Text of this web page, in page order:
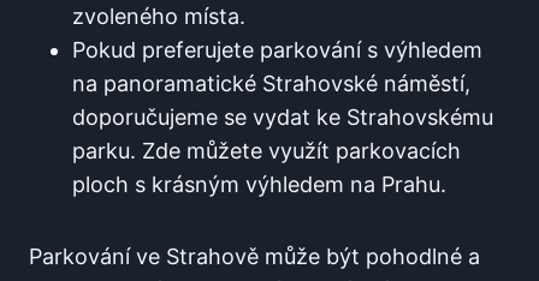
zvoleného místa.
Pokud preferujete parkování‍ s výhledem ​
na panoramatické Strahovské ⁢náměstí,
doporučujeme se ​vydat ke Strahovskému⁢
parku. Zde můžete využít parkovacích⁣
ploch⁢ s krásným výhledem na Prahu.
Parkování⁤ ve Strahově může být pohodlné a